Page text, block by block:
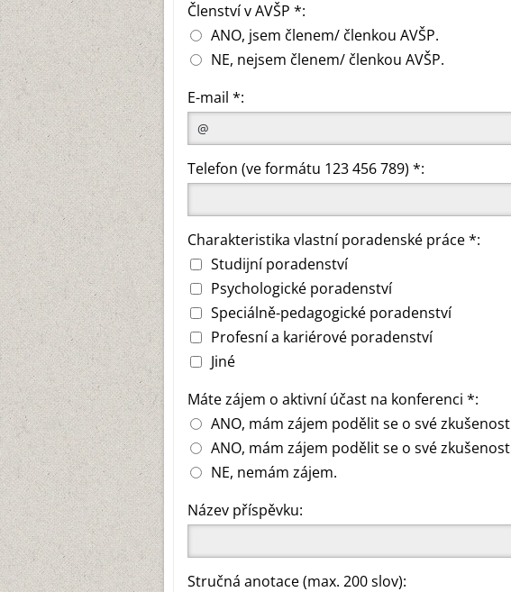
Členství v AVŠP *:
ANO, jsem členem/ členkou AVŠP.
NE, nejsem členem/ členkou AVŠP.
E-mail *:
Telefon (ve formátu 123 456 789) *:
Charakteristika vlastní poradenské práce *:
Studijní poradenství
Psychologické poradenství
Speciálně-pedagogické poradenství
Profesní a kariérové poradenství
Jiné
Máte zájem o aktivní účast na konferenci *:
ANO, mám zájem podělit se o své
ANO, mám zájem podělit se o své
NE, nemám zájem.
Název příspěvku:
Stručná anotace (max. 200 slov):